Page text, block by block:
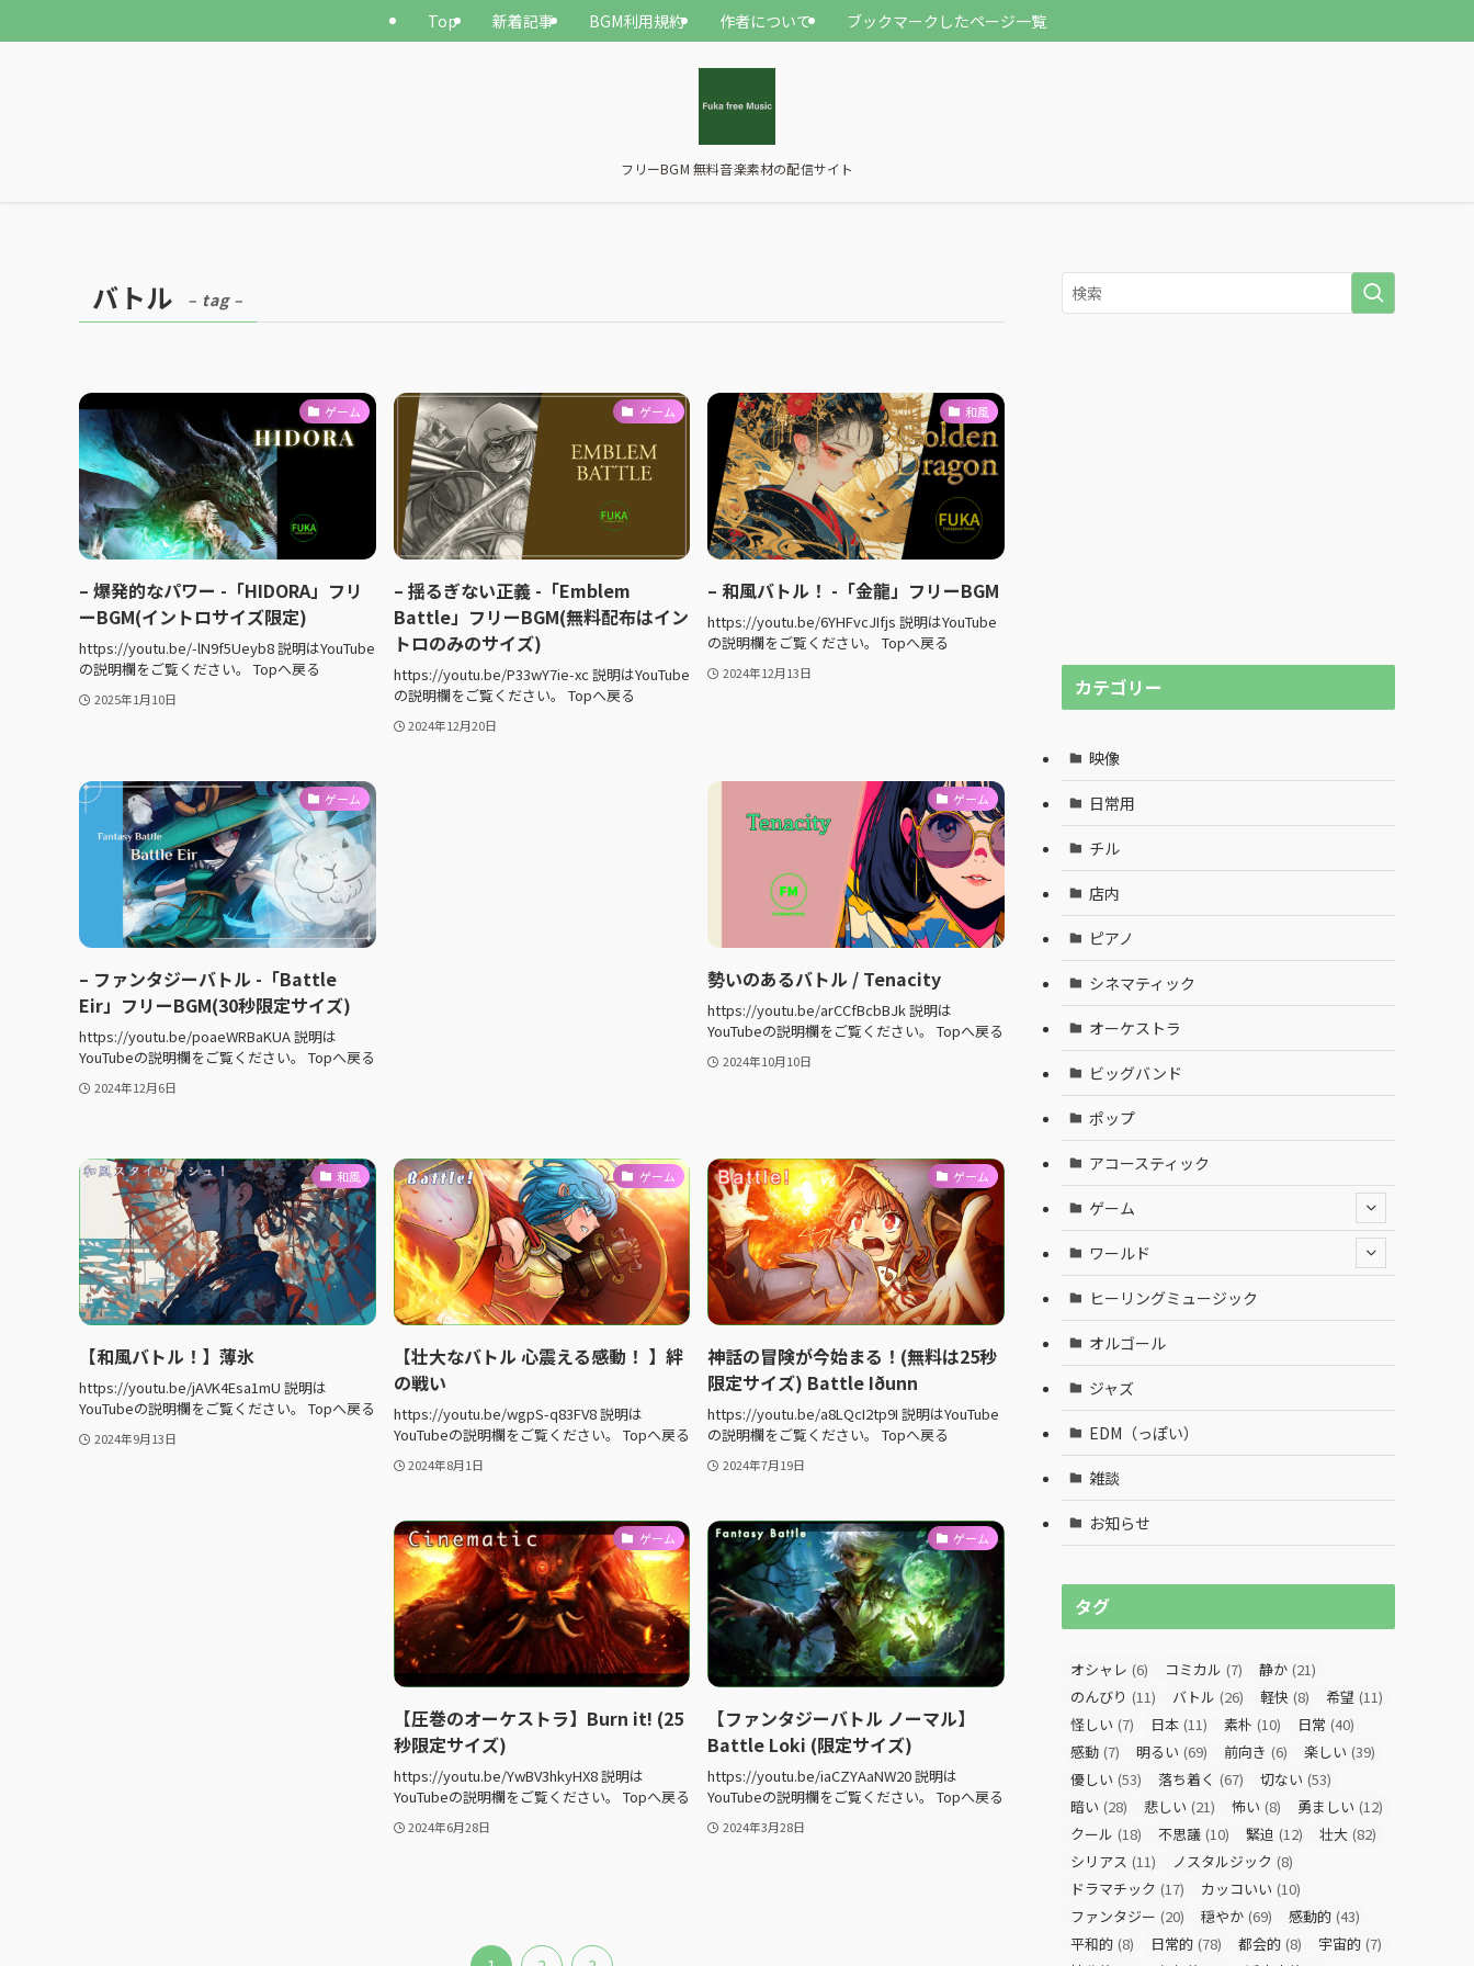
フリーBGM 無料音楽素材の配信サイト
Top 新着記事 BGM利用規約 作者について ブックマークしたページ一覧
バトル – tag –
ゲーム
– 爆発的なパワー -「HIDORA」フリ
ーBGM(イントロサイズ限定)
https://youtu.be/-lN9f5Ueyb8 説明はYouTube
の説明欄をご覧ください。 Topへ戻る
2025年1月10日
ゲーム
– 揺るぎない正義 -「Emblem
Battle」フリーBGM(無料配布はイン
トロのみのサイズ)
https://youtu.be/P33wY7ie-xc 説明はYouTube
の説明欄をご覧ください。 Topへ戻る
2024年12月20日
和風
– 和風バトル！ -「金龍」フリーBGM
https://youtu.be/6YHFvcJIfjs 説明はYouTube
の説明欄をご覧ください。 Topへ戻る
2024年12月13日
ゲーム
– ファンタジーバトル -「Battle
Eir」フリーBGM(30秒限定サイズ)
https://youtu.be/poaeWRBaKUA 説明は
YouTubeの説明欄をご覧ください。 Topへ戻る
2024年12月6日
ゲーム
勢いのあるバトル / Tenacity
https://youtu.be/arCCfBcbBJk 説明は
YouTubeの説明欄をご覧ください。 Topへ戻る
2024年10月10日
和風
【和風バトル！】薄氷
https://youtu.be/jAVK4Esa1mU 説明は
YouTubeの説明欄をご覧ください。 Topへ戻る
2024年9月13日
ゲーム
【壮大なバトル 心震える感動！ 】絆
の戦い
https://youtu.be/wgpS-q83FV8 説明は
YouTubeの説明欄をご覧ください。 Topへ戻る
2024年8月1日
ゲーム
神話の冒険が今始まる！(無料は25秒
限定サイズ) Battle Iðunn
https://youtu.be/a8LQcI2tp9I 説明はYouTube
の説明欄をご覧ください。 Topへ戻る
2024年7月19日
ゲーム
【圧巻のオーケストラ】Burn it! (25
秒限定サイズ)
https://youtu.be/YwBV3hkyHX8 説明は
YouTubeの説明欄をご覧ください。 Topへ戻る
2024年6月28日
ゲーム
【ファンタジーバトル ノーマル】
Battle Loki (限定サイズ)
https://youtu.be/iaCZYAaNW20 説明は
YouTubeの説明欄をご覧ください。 Topへ戻る
2024年3月28日
カテゴリー
映像
日常用
チル
店内
ピアノ
シネマティック
オーケストラ
ビッグバンド
ポップ
アコースティック
ゲーム
ワールド
ヒーリングミュージック
オルゴール
ジャズ
EDM（っぽい）
雑談
お知らせ
タグ
オシャレ (6) コミカル (7) 静か (21)
のんびり (11) バトル (26) 軽快 (8) 希望 (11)
怪しい (7) 日本 (11) 素朴 (10) 日常 (40)
感動 (7) 明るい (69) 前向き (6) 楽しい (39)
優しい (53) 落ち着く (67) 切ない (53)
暗い (28) 悲しい (21) 怖い (8) 勇ましい (12)
クール (18) 不思議 (10) 緊迫 (12) 壮大 (82)
シリアス (11) ノスタルジック (8)
ドラマチック (17) カッコいい (10)
ファンタジー (20) 穏やか (69) 感動的 (43)
平和的 (8) 日常的 (78) 都会的 (8) 宇宙的 (7)